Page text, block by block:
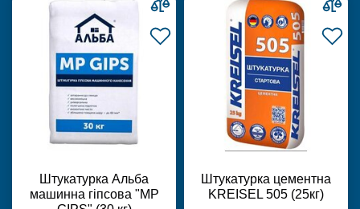
Штукатурка Альба
машинна гіпсова "MP
Штукатурка цементна
KREISEL 505 (25кг)